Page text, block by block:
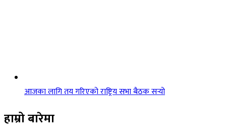
आजका लागि तय गरिएको राष्ट्रिय सभा बैठक सर्‍यो
हाम्रो बारेमा